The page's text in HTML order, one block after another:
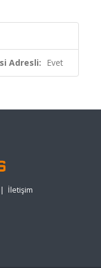
Adresli: Evet
| İletişim